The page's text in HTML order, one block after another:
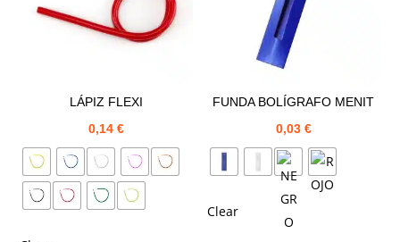
LÁPIZ FLEXI
0,14€
FUNDA BOLÍGRAFO MENIT
0,03 €
Clear